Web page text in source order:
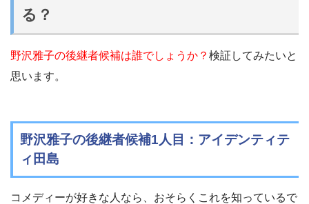
る？
野沢雅子の後継者候補は誰でしょうか？ 検証してみたいと
思います。
野沢雅子の後継者候補1人目：アイデンティテ
ィ田島
コメディーが好きな人なら、おそらくこれを知っているで